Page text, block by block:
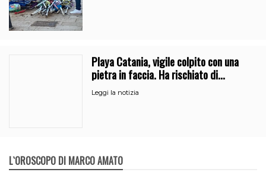
Playa Catania, vigile colpito con una
pietra in faccia. Ha rischiato di
perdere l’occhio
Leggi la notizia
L`OROSCOPO DI MARCO AMATO